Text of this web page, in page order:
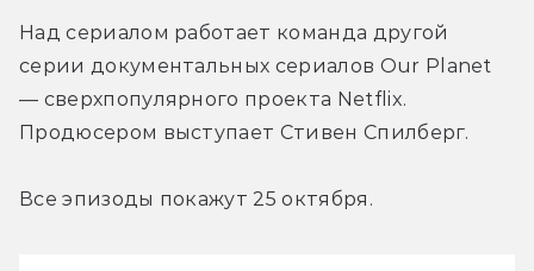
Над сериалом работает команда другой
серии документальных сериалов Our Planet
— сверхпопулярного проекта Netflix.
Продюсером выступает Стивен Спилберг.
Все эпизоды покажут 25 октября.